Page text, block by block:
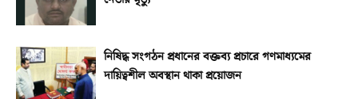
নিষিদ্ধ সংগঠন প্রধানের বক্তব্য প্রচারে গণমাধ্যমের
দায়িত্বশীল অবস্থান থাকা প্রয়োজন